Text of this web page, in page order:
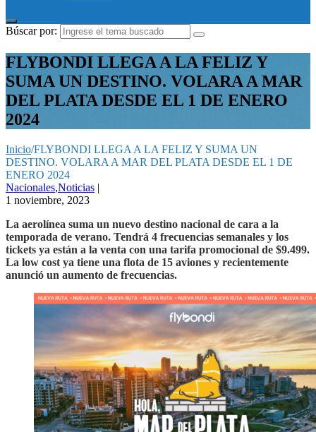
Búscar por:
FLYBONDI LLEGA A LA FELIZ Y
SUMA UN DESTINO. VOLARA A MAR
DEL PLATA DESDE EL 1 DE ENERO
2024
Inicio/FLYBONDI LLEGA A LA FELIZ Y SUMA UN
DESTINO. VOLARA A MAR DEL PLATA DESDE EL 1 DE
ENERO 2024
Nacionales,Noticias |
1 noviembre, 2023
La aerolínea suma un nuevo destino nacional de cara a la
temporada de verano. Tendrá 4 frecuencias semanales y los
tickets ya están a la venta con una tarifa promocional de $9.499.
La low cost ya tiene una flota de 15 aviones y recientemente
anunció un aumento de frecuencias.